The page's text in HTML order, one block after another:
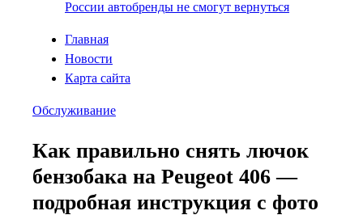
России автобренды не смогут вернуться
Главная
Новости
Карта сайта
Обслуживание
Как правильно снять лючок
бензобака на Peugeot 406 —
подробная инструкция с фото